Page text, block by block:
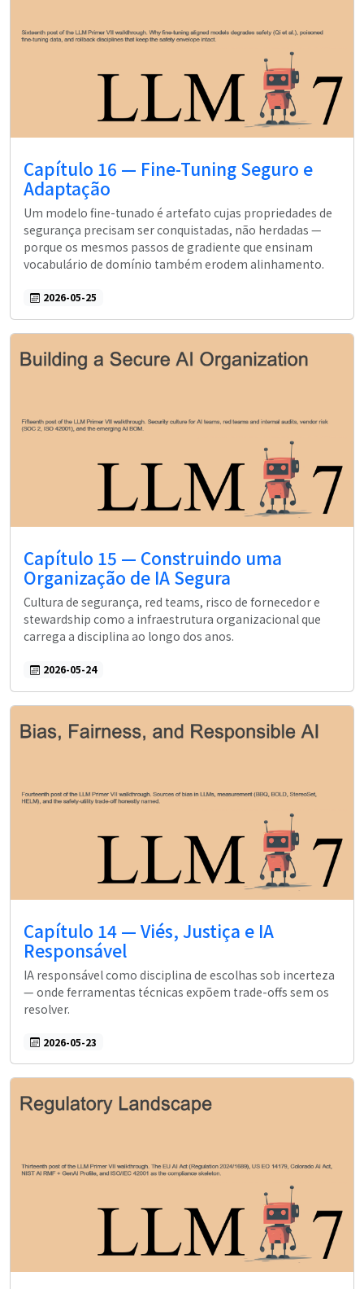
Capítulo 16 — Fine-Tuning Seguro e
Adaptação
Um modelo fine-tunado é artefato cujas propriedades de
segurança precisam ser conquistadas, não herdadas —
porque os mesmos passos de gradiente que ensinam
vocabulário de domínio também erodem alinhamento.
2026-05-25
Capítulo 15 — Construindo uma
Organização de IA Segura
Cultura de segurança, red teams, risco de fornecedor e
stewardship como a infraestrutura organizacional que
carrega a disciplina ao longo dos anos.
2026-05-24
Capítulo 14 — Viés, Justiça e IA
Responsável
IA responsável como disciplina de escolhas sob incerteza
— onde ferramentas técnicas expõem trade-offs sem os
resolver.
2026-05-23